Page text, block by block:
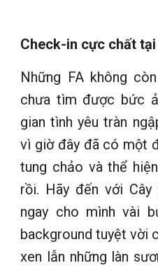
Check-in cực chất
Những FA không
chưa tìm được bức
gian tình yêu tràn
vì giờ đây đã có một
tung chảo và thể
rồi. Hãy đến với
ngay cho mình vài
background tuyệt vời
xen lẫn những làn